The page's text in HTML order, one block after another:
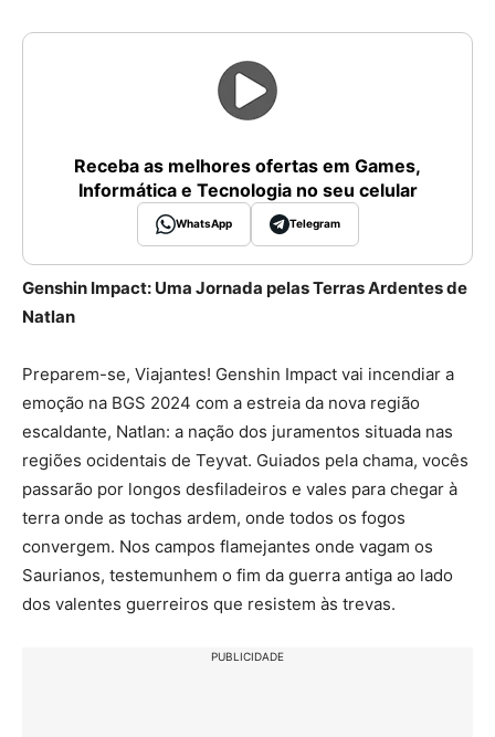
Receba as melhores ofertas em Games,
Informática e Tecnologia no seu celular
WhatsApp Telegram
Genshin Impact: Uma Jornada pelas Terras Ardentes de
Natlan
Preparem-se, Viajantes! Genshin Impact vai incendiar a
emoção na BGS 2024 com a estreia da nova região
escaldante, Natlan: a nação dos juramentos situada nas
regiões ocidentais de Teyvat. Guiados pela chama, vocês
passarão por longos desfiladeiros e vales para chegar à
terra onde as tochas ardem, onde todos os fogos
convergem. Nos campos flamejantes onde vagam os
Saurianos, testemunhem o fim da guerra antiga ao lado
dos valentes guerreiros que resistem às trevas.
PUBLICIDADE